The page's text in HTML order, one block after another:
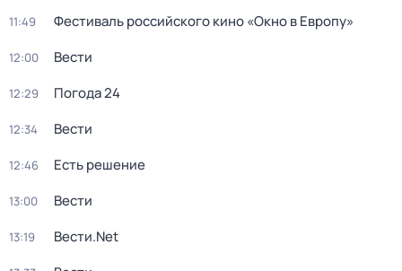
11:49 Фестиваль российского кино «Окно в Европу»
12:00 Вести
12:29 Погода 24
12:34 Вести
12:46 Есть решение
13:00 Вести
13:19 Вести.Net